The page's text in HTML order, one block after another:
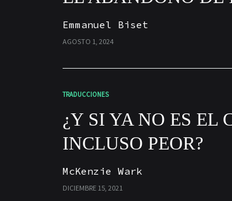
Emmanuel Biset
AGOSTO 1, 2024
TRADUCCIONES
¿Y SI YA NO ES EL
INCLUSO PEOR?
McKenzie Wark
DICIEMBRE 15, 2021